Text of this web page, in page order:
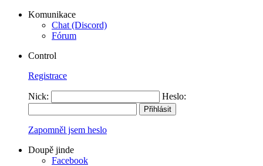
Komunikace
Chat (Discord)
Fórum
Control
Registrace
Nick: Heslo:
Zapomněl jsem heslo
Doupě jinde
Facebook